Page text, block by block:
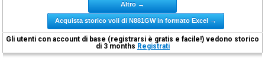
Altro →
Acquista storico voli di N881GW in formato Excel →
Gli utenti con account di base (registrarsi è gratis e facile!) vedono storico
di 3 months Registrati